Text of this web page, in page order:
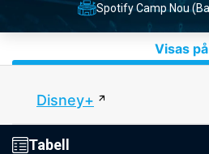
Spotify Camp Nou
Visas på
Disney+
Tabell